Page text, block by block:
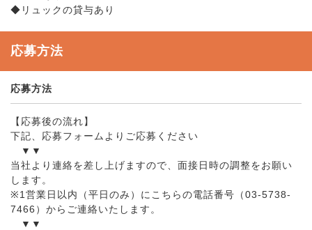
◆リュックの貸与あり
応募方法
応募方法
【応募後の流れ】
下記、応募フォームよりご応募ください
▼▼
当社より連絡を差し上げますので、面接日時の調整をお願い
します。
※1営業日以内（平日のみ）にこちらの電話番号（03-5738-
7466）からご連絡いたします。
▼▼